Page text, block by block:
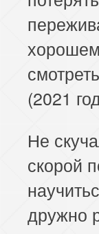
(2021
Не
скорой
дружно